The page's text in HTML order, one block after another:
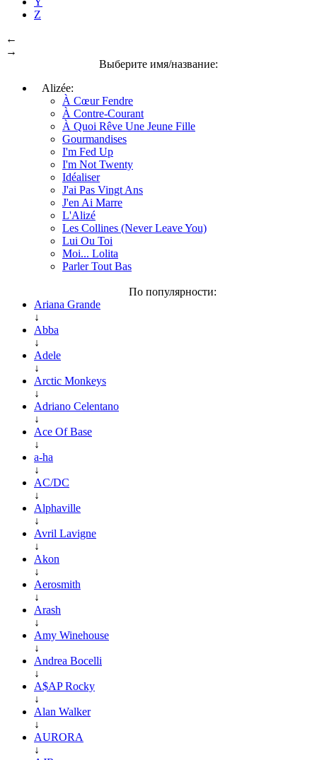
Z
←
→
Выберите имя/название:
Alizée:
À Cœur Fendre
À Contre-Courant
À Quoi Rêve Une Jeune Fille
Gourmandises
I'm Fed Up
I'm Not Twenty
Idéaliser
J'ai Pas Vingt Ans
J'en Ai Marre
L'Alizé
Les Collines (Never Leave You)
Lui Ou Toi
Moi... Lolita
Parler Tout Bas
По популярности:
Ariana Grande
↓
Abba
↓
Adele
↓
Arctic Monkeys
↓
Adriano Celentano
↓
Ace Of Base
↓
a-ha
↓
AC/DC
↓
Alphaville
↓
Avril Lavigne
↓
Akon
↓
Aerosmith
↓
Arash
↓
Amy Winehouse
↓
Andrea Bocelli
↓
A$AP Rocky
↓
Alan Walker
↓
AURORA
↓